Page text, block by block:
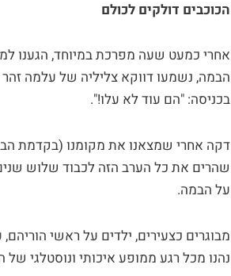
הכוכבים דולקים לכולם
אחרי כמעט שעה מפרכת במיוחד, הגענו
הבמה, נשמעו דווקא צליליה של עלמה זהר
בכניסה: "הם עוד לא עלו!".
דקה אחרי שמצאנו את מקומנו (בקדמת
שהרים את כל הערב הזה לכבוד שלוש
על הבמה.
מבוגרים כצעירים, ילדים על ראשי
נהנו מכל רגע ממופע איכותי ונוסטלגי